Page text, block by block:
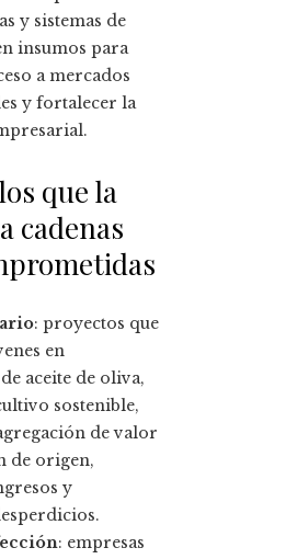
y sistemas de
insumos para
a mercados
y fortalecer la
que la
cadenas
: proyectos que
en
aceite de oliva,
sostenible,
de valor
de origen,
y
: empresas